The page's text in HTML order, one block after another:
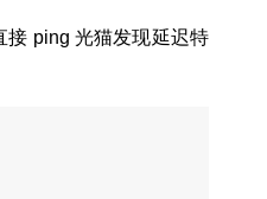
接 ping 光猫发现延迟特